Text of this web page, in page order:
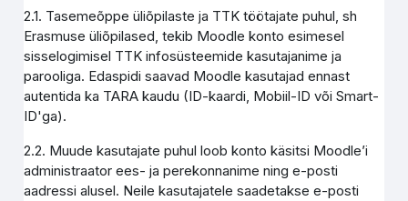
2.1. Tasemeõppe üliõpilaste ja TTK töötajate puhul, sh
Erasmuse üliõpilased, tekib Moodle konto esimesel
sisselogimisel TTK infosüsteemide kasutajanime ja
parooliga. Edaspidi saavad Moodle kasutajad ennast
autentida ka TARA kaudu (ID-kaardi, Mobiil-ID või Smart-
ID'ga).
2.2. Muude kasutajate puhul loob konto käsitsi Moodle’i
administraator ees- ja perekonnanime ning e-posti
aadressi alusel. Neile kasutajatele saadetakse e-posti